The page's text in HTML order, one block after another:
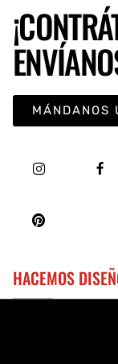
MÁNDANOS
HACEMOS